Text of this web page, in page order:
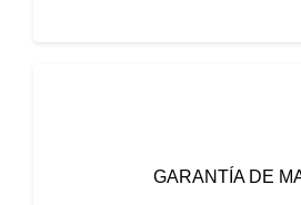
GARANTÍA DE